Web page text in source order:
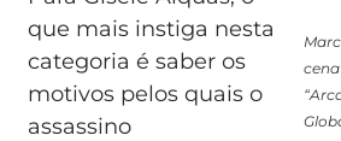
que mais instiga nesta
categoria é saber os
motivos pelos quais o
assassino